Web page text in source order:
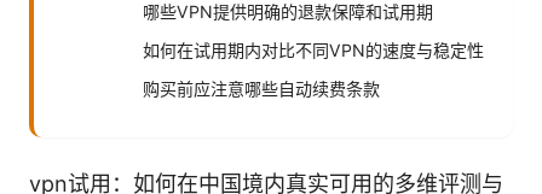
哪些VPN提供明确的退款保障和试用期
如何在试用期内对比不同VPN的速度与稳定性
购买前应注意哪些自动续费条款
vpn试用：如何在中国境内真实可用的多维评测与